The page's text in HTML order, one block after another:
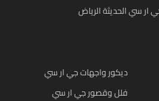
سي الحديثة الرياض
ديكور واجهات جي ار سي
فلل وقصور جي ار سي